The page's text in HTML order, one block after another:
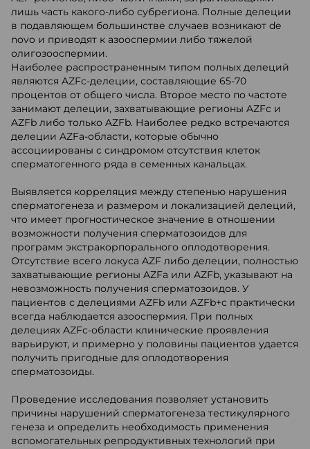
лишь часть какого-либо субрегиона. Полные делеции
в подавляющем большинстве случаев возникают de
novo и приводят к азооспермии либо тяжелой
олигозооспермии.
Наиболее распространенным типом полных делеций
являются AZFc-делеции, составляющие 65-70
процентов от общего числа. Второе место по частоте
занимают делеции, захватывающие регионы AZFc и
AZFb либо только AZFb. Наиболее редко встречаются
делеции AZFa-области, которые обычно
ассоциированы с синдромом отсутствия клеток
сперматогенного ряда в семенных канальцах.
Выявляется корреляция между степенью нарушения
сперматогенеза и размером и локализацией делеций,
что имеет прогностическое значение в отношении
возможности получения сперматозоидов для
программ экстракорпорального оплодотворения.
Отсутствие всего локуса AZF либо делеции, полностью
захватывающие регионы AZFa или AZFb, указывают на
невозможность получения сперматозоидов. У
пациентов с делециями AZFb или AZFb+c практически
всегда наблюдается азооспермия. При полных
делециях AZFc-области клинические проявления
варьируют, и примерно у половины пациентов удается
получить пригодные для оплодотворения
сперматозоиды.
Проведение исследования позволяет установить
причины нарушений сперматогенеза тестикулярного
генеза и определить необходимость применения
вспомогательных репродуктивных технологий при